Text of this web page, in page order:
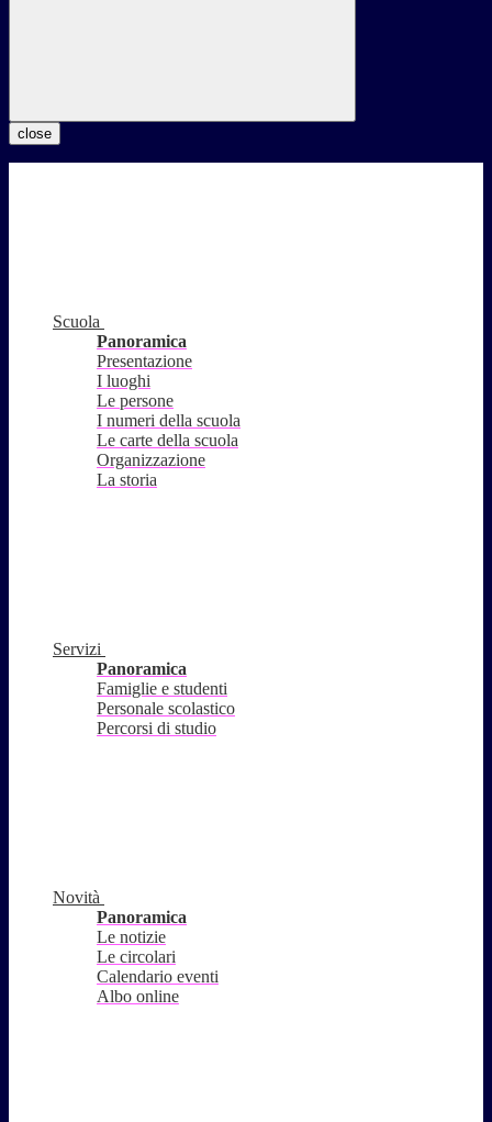
close
Scuola
Panoramica
Presentazione
I luoghi
Le persone
I numeri della scuola
Le carte della scuola
Organizzazione
La storia
Servizi
Panoramica
Famiglie e studenti
Personale scolastico
Percorsi di studio
Novità
Panoramica
Le notizie
Le circolari
Calendario eventi
Albo online